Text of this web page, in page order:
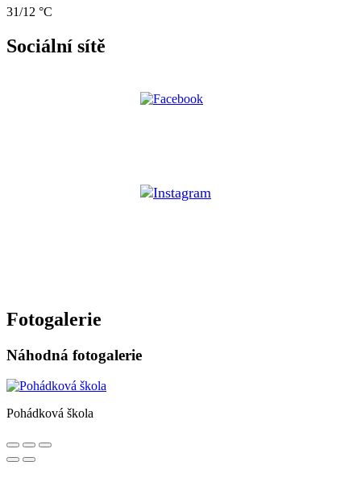
31/12 °C
Sociální sítě
Fotogalerie
Náhodná fotogalerie
Pohádková škola